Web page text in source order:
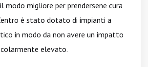
modo migliore per prendersene cura
è stato dotato di impianti a
in modo da non avere un impatto
elevato.